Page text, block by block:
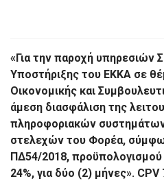
«Για την παροχή υπηρεσιών
Υποστήριξης του ΕΚΚΑ σε
Οικονομικής και
άμεση διασφάλιση της
πληροφοριακών
στελεχών του Φορέα,
ΠΔ54/2018, προϋπολογισμού
24%, για δύο (2) μήνες». CPV